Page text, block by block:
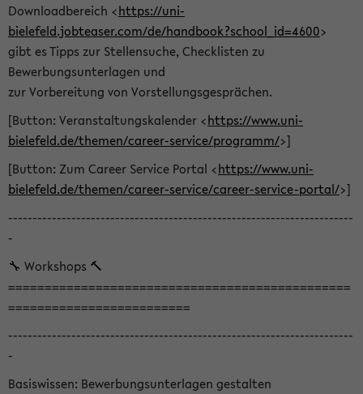
Downloadbereich <https://uni-
bielefeld.jobteaser.com/de/handbook?school_id=4600>
gibt es Tipps zur Stellensuche, Checklisten zu
Bewerbungsunterlagen und
zur Vorbereitung von Vorstellungsgesprächen.
[Button: Veranstaltungskalender <https://www.uni-
bielefeld.de/themen/career-service/programm/>]
[Button: Zum Career Service Portal <https://www.uni-
bielefeld.de/themen/career-service/career-service-portal/>]
-----------------------------------------------------------------------
-
🔧 Workshops 🔨
===============================================
=========================
-----------------------------------------------------------------------
-
Basiswissen: Bewerbungsunterlagen gestalten